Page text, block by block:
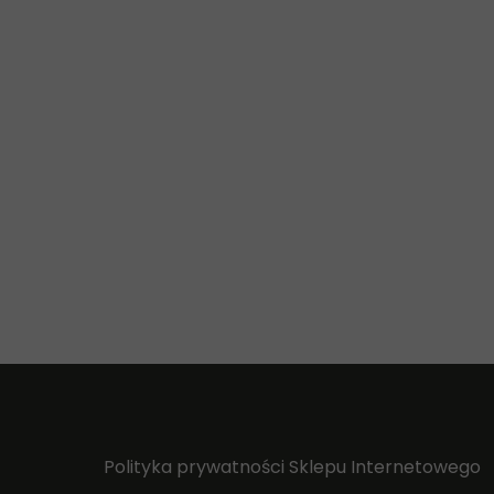
Polityka prywatności Sklepu Internetowego